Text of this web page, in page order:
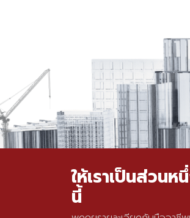
ให้เราเป็นส่วน
นี้